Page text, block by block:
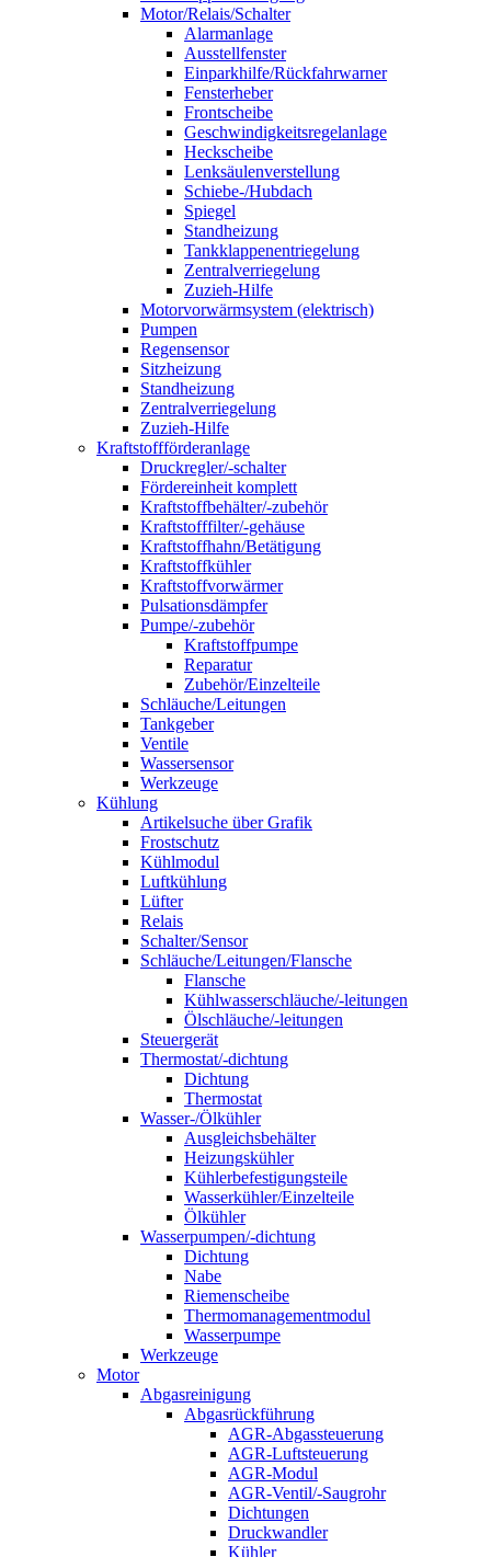
Motor/Relais/Schalter
Alarmanlage
Ausstellfenster
Einparkhilfe/Rückfahrwarner
Fensterheber
Frontscheibe
Geschwindigkeitsregelanlage
Heckscheibe
Lenksäulenverstellung
Schiebe-/Hubdach
Spiegel
Standheizung
Tankklappenentriegelung
Zentralverriegelung
Zuzieh-Hilfe
Motorvorwärmsystem (elektrisch)
Pumpen
Regensensor
Sitzheizung
Standheizung
Zentralverriegelung
Zuzieh-Hilfe
Kraftstoffförderanlage
Druckregler/-schalter
Fördereinheit komplett
Kraftstoffbehälter/-zubehör
Kraftstofffilter/-gehäuse
Kraftstoffhahn/Betätigung
Kraftstoffkühler
Kraftstoffvorwärmer
Pulsationsdämpfer
Pumpe/-zubehör
Kraftstoffpumpe
Reparatur
Zubehör/Einzelteile
Schläuche/Leitungen
Tankgeber
Ventile
Wassersensor
Werkzeuge
Kühlung
Artikelsuche über Grafik
Frostschutz
Kühlmodul
Luftkühlung
Lüfter
Relais
Schalter/Sensor
Schläuche/Leitungen/Flansche
Flansche
Kühlwasserschläuche/-leitungen
Ölschläuche/-leitungen
Steuergerät
Thermostat/-dichtung
Dichtung
Thermostat
Wasser-/Ölkühler
Ausgleichsbehälter
Heizungskühler
Kühlerbefestigungsteile
Wasserkühler/Einzelteile
Ölkühler
Wasserpumpen/-dichtung
Dichtung
Nabe
Riemenscheibe
Thermomanagementmodul
Wasserpumpe
Werkzeuge
Motor
Abgasreinigung
Abgasrückführung
AGR-Abgassteuerung
AGR-Luftsteuerung
AGR-Modul
AGR-Ventil/-Saugrohr
Dichtungen
Druckwandler
Kühler